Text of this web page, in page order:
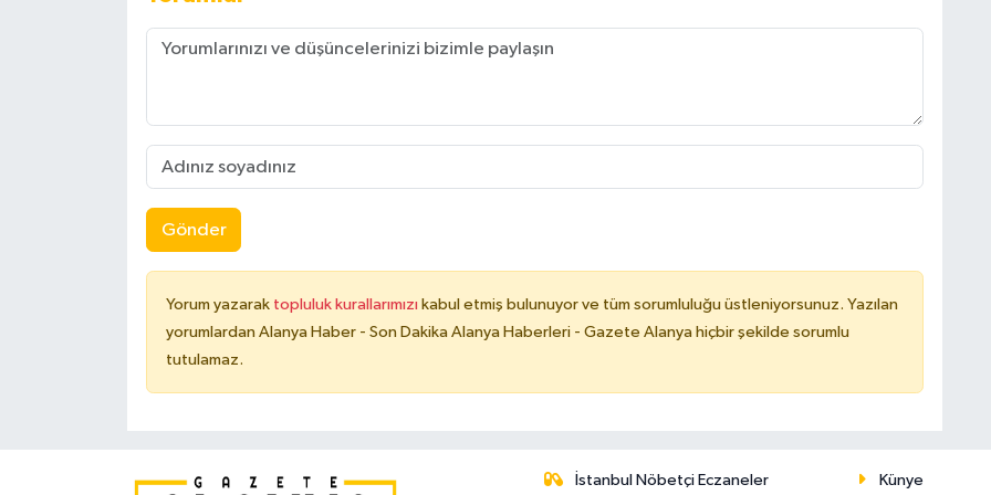
Gönder
Yorum yazarak topluluk kurallarımızı kabul etmiş bulunuyor ve tüm sorumluluğu üstleniyorsunuz. Yazılan
yorumlardan Alanya Haber - Son Dakika Alanya Haberleri - Gazete Alanya hiçbir şekilde sorumlu
tutulamaz.
İstanbul Nöbetçi Eczaneler Künye